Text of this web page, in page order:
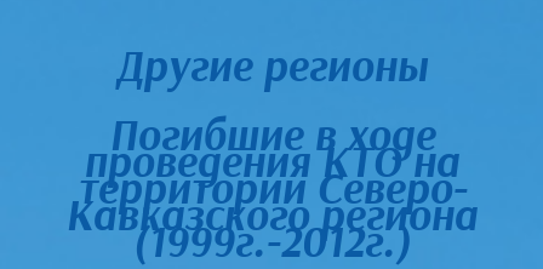
Другие регионы
Погибшие в ходе
проведения КТО на
территории Северо-
Кавказского региона
(1999г.-2012г.)